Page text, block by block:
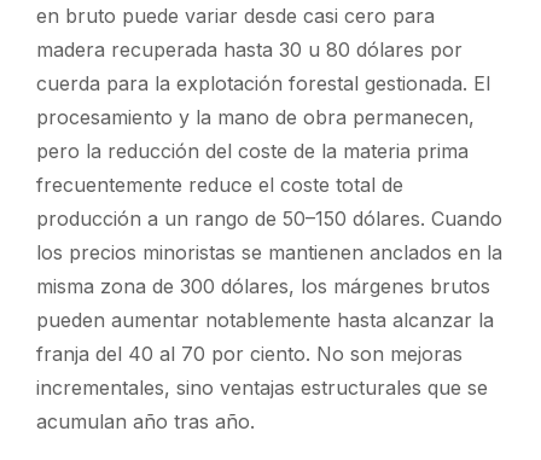
en bruto puede variar desde casi cero para
madera recuperada hasta 30 u 80 dólares por
cuerda para la explotación forestal gestionada. El
procesamiento y la mano de obra permanecen,
pero la reducción del coste de la materia prima
frecuentemente reduce el coste total de
producción a un rango de 50–150 dólares. Cuando
los precios minoristas se mantienen anclados en la
misma zona de 300 dólares, los márgenes brutos
pueden aumentar notablemente hasta alcanzar la
franja del 40 al 70 por ciento. No son mejoras
incrementales, sino ventajas estructurales que se
acumulan año tras año.